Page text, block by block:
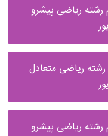
رشته ریاضی پیشرو
رشته ریاضی متعادل
رشته ریاضی پیشرو